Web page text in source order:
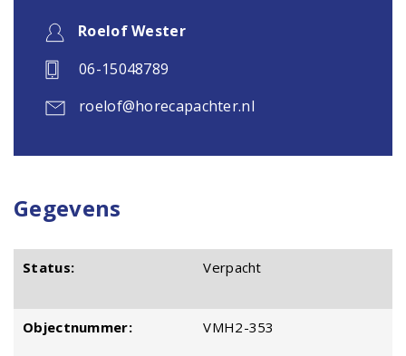
Roelof Wester
06-15048789
roelof@horecapachter.nl
Gegevens
Status: Verpacht
Objectnummer: VMH2-353